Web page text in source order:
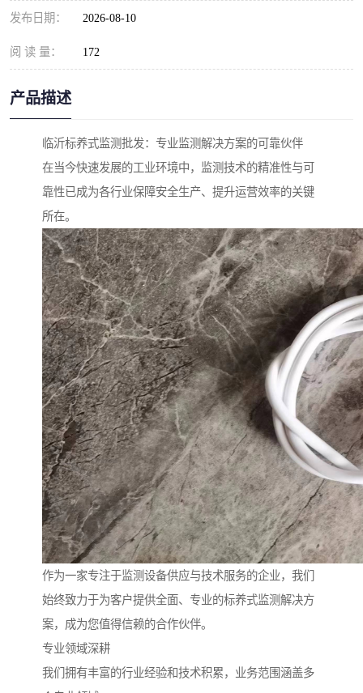
发布日期： 2026-08-10
阅 读 量： 172
产品描述
临沂标养式监测批发：专业监测解决方案的可靠伙伴
在当今快速发展的工业环境中，监测技术的精准性与可
靠性已成为各行业保障安全生产、提升运营效率的关键
所在。
作为一家专注于监测设备供应与技术服务的企业，我们
始终致力于为客户提供全面、专业的标养式监测解决方
案，成为您值得信赖的合作伙伴。
专业领域深耕
我们拥有丰富的行业经验和技术积累，业务范围涵盖多